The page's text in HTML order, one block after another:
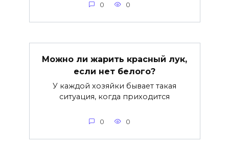
0 0
Можно ли жарить красный лук,
если нет белого?
У каждой хозяйки бывает такая
ситуация, когда приходится
0 0